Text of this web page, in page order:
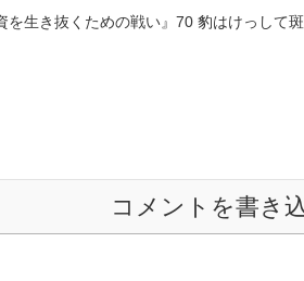
を生き抜くための戦い』70 豹はけっし
コメントを書き